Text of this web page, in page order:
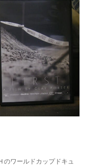
のワールドカップドキュ